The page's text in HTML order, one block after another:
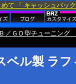
／ＧＤ型チューニン
ベル製 ラ